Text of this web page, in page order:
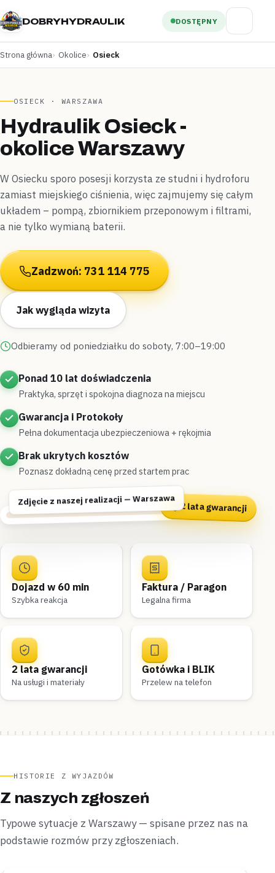
DOBRYHYDRAULIK DOSTĘPNY
Strona główna Okolice Osieck
OSIECK · WARSZAWA
Hydraulik Osieck -
okolice Warszawy
W Osiecku sporo posesji korzysta ze studni i hydroforu
zamiast miejskiego ciśnienia, więc zajmujemy się całym
układem – pompą, zbiornikiem przeponowym i filtrami,
a nie tylko wymianą baterii.
Zadzwoń: 731 114 775
Jak wygląda wizyta
Odbieramy od poniedziałku do soboty, 7:00–19:00
Ponad 10 lat doświadczenia
Praktyka, sprzęt i spokojna diagnoza na miejscu
Gwarancja i Protokoły
Pełna dokumentacja ubezpieczeniowa + rękojmia
Brak ukrytych kosztów
Poznasz dokładną cenę przed startem prac
2 lata gwarancji
Zdjęcie z naszej realizacji — Warszawa
Dojazd w 60 min
Szybka reakcja
Faktura / Paragon
Legalna firma
2 lata gwarancji
Na usługi i materiały
Gotówka i BLIK
Przelew na telefon
HISTORIE Z WYJAZDÓW
Z naszych zgłoszeń
Typowe sytuacje z Warszawy — spisane przez nas na
podstawie rozmów przy zgłoszeniach.